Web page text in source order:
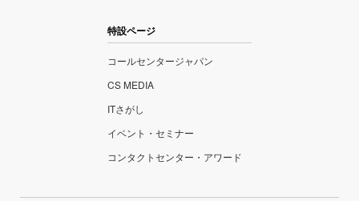
特設ページ
コールセンタージャパン
CS MEDIA
ITさがし
イベント・セミナー
コンタクトセンター・アワード